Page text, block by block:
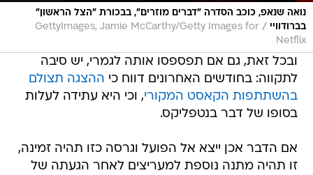
נואה שנאפ, כוכב הסדרה "דברים מוזרים", בבכורת "הצל הראשון"
בברודוויי /
GettyImages, Jamie McCarthy/Getty Images for
Netflix
ובכל זאת, גם אם תפספסו אותה לגמרי, יש סיבה
לתקווה: בחודשים האחרונים דווח כי ההצגה תצולם
בהשתתפות הקאסט המקורי, וכי היא עתידה לעלות
בסופו של דבר בנטפליקס.
אם הדבר אכן ייצא אל הפועל וגרסה כזו תהיה זמינה,
זו תהיה מתנה נוספת למעריצים לאחר הגעתה של